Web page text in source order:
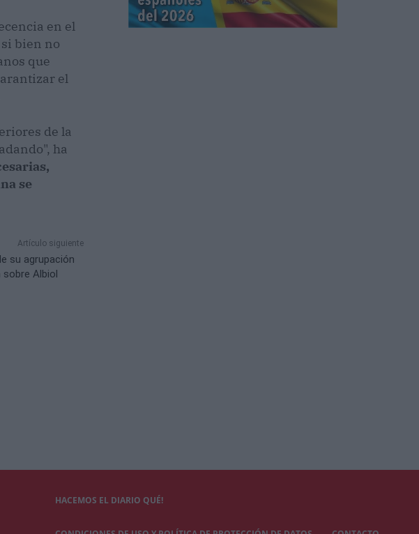
en el
bien no
que
el
de la
ha
se
Artículo siguiente
su agrupación
sobre Albiol
HACEMOS EL DIARIO QUÉ!